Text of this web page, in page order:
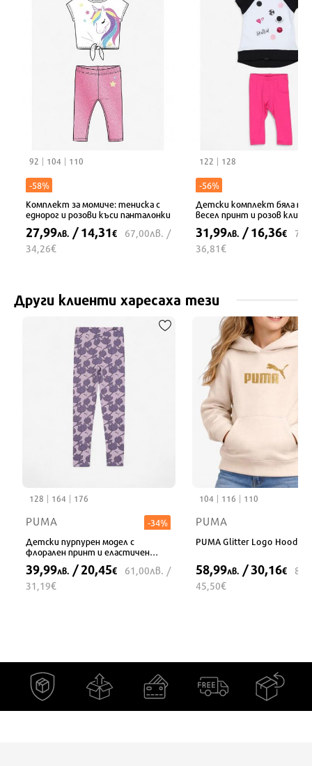
92 104 110
-58%
Комплект за момиче: тениска с
еднорог и розови къси панталонки
27,99лв. / 14,31€ 67,00лв. /
34,26€
122 128
-56%
Детски комплект бяла
весел принт и розов клин
31,99лв. / 16,36€
36,81€
Други клиенти харесаха тези
128 164 176
PUMA
-34%
Детски пурпурен модел с
флорален принт и еластичен
39,99лв. / 20,45€ 61,00лв. /
31,19€
104 116 110
PUMA
PUMA Glitter Logo Hoodie
58,99лв. / 30,16€
45,50€